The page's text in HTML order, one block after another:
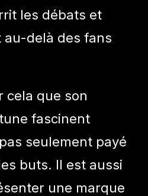
les débats et
au-delà des fans
cela que son
fascinent
seulement payé
buts. Il est aussi
une marque